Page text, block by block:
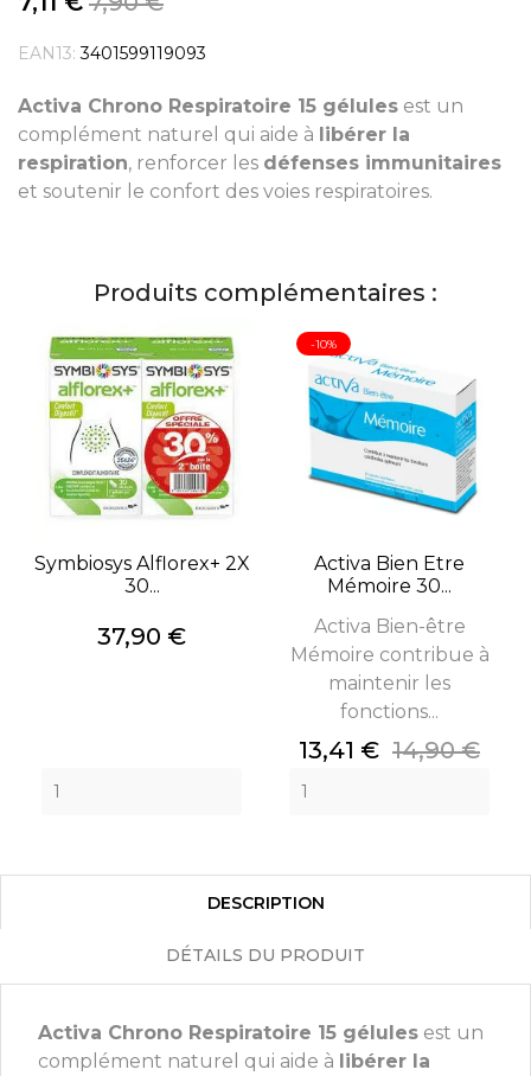
EAN13: 3401599119093
Activa Chrono Respiratoire 15 gélules est un
complément naturel qui aide à libérer la
respiration, renforcer les défenses immunitaires
et soutenir le confort des voies respiratoires.
Produits complémentaires :
Symbiosys Alflorex+ 2X
30...
Prix
37,90 €
Activa Bien Etre
Mémoire 30...
Activa Bien-être
Mémoire contribue à
maintenir les
fonctions...
Prix
13,41 € Prix
14,90 €
-10%
DESCRIPTION
DÉTAILS DU PRODUIT
Activa Chrono Respiratoire 15 gélules est un
complément naturel qui aide à libérer la